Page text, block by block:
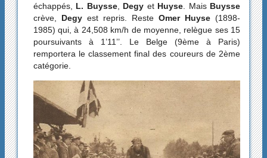
échappés, L. Buysse, Degy et Huyse. Mais Buysse
crève, Degyest repris. ResteOmer Huyse (1898-
1985) qui, à 24,508 km/h de moyenne, relègue ses 15
poursuivants à 1’11’’. Le Belge (9ème à Paris)
remportera le classement final des coureurs de 2ème
catégorie.